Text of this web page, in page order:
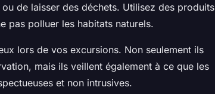
de laisser des déchets. Utilisez des produits
pas polluer les habitats naturels.
lors de vos excursions. Non seulement ils
mais ils veillent également à ce que les
et non intrusives.